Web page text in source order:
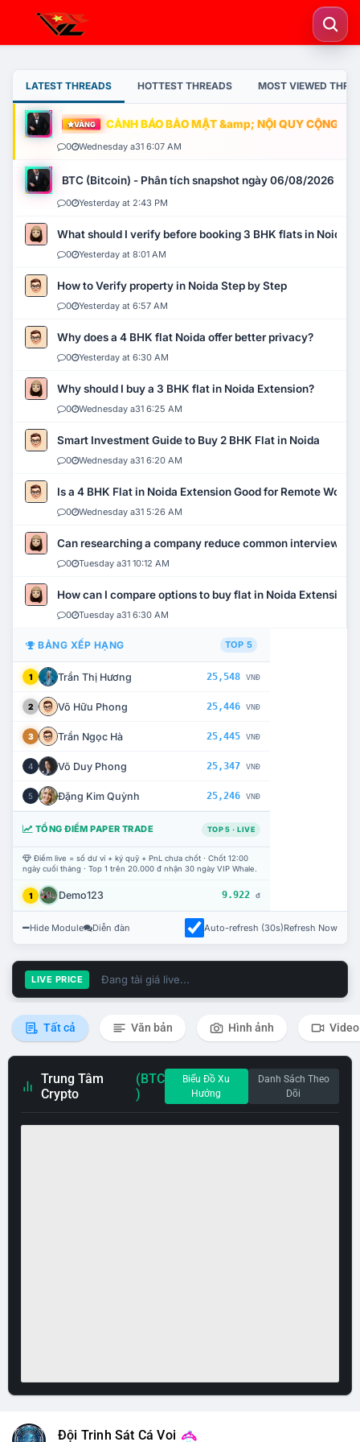
LATEST THREADS HOTTEST THREADS MOST VIEWED
VÀNG CẢNH BÁO BẢO MẬT &amp; NỘI QUY CỘNG
0 Wednesday a31 6:07 AM
BTC (Bitcoin) - Phân tích snapshot ngày 06/08/2026
0 Yesterday at 2:43 PM
What should I verify before booking 3 BHK flats in Noida?
0 Yesterday at 8:01 AM
How to Verify property in Noida Step by Step
0 Yesterday at 6:57 AM
Why does a 4 BHK flat Noida offer better privacy?
0 Yesterday at 6:30 AM
Why should I buy a 3 BHK flat in Noida Extension?
0 Wednesday a31 6:25 AM
Smart Investment Guide to Buy 2 BHK Flat in Noida
0 Wednesday a31 6:20 AM
Is a 4 BHK Flat in Noida Extension Good for Remote Work?
0 Wednesday a31 5:26 AM
Can researching a company reduce common interview
0 Tuesday a31 10:12 AM
How can I compare options to buy flat in Noida Extension?
0 Tuesday a31 6:30 AM
BẢNG XẾP HẠNG TOP 5
1 Trần Thị Hương 25,548 VNĐ
2 Võ Hữu Phong 25,446 VNĐ
3 Trần Ngọc Hà 25,445 VNĐ
4 Võ Duy Phong 25,347 VNĐ
5 Đặng Kim Quỳnh 25,246 VNĐ
TỔNG ĐIỂM PAPER TRADE TOP 5 · LIVE
Điểm live = số dư ví + ký quỹ + PnL chưa chốt · Chốt 12:00
ngày cuối tháng · Top 1 trên 20.000 đ nhận 30 ngày VIP Whale.
1 Demo123 9.922 đ
Hide Module Diễn đàn Auto-refresh (30s)Refresh Now
LIVE PRICE Đang tải giá live...
Tất cả Văn bản Hình ảnh Video
Trung Tâm
Crypto
(BTC
)
Biểu Đồ Xu
Hướng
Danh Sách Theo
Dõi
Đội Trinh Sát Cá Voi